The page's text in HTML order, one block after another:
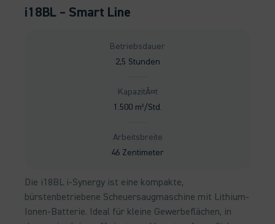
i18BL – Smart Line
Betriebsdauer
2,5 Stunden
KapazitÃ¤t
1.500 m²/Std.
Arbeitsbreite
46 Zentimeter
Die i18BL i-Synergy ist eine kompakte,
bürstenbetriebene Scheuersaugmaschine mit Lithium-
Ionen-Batterie. Ideal für kleine Gewerbeflächen, in